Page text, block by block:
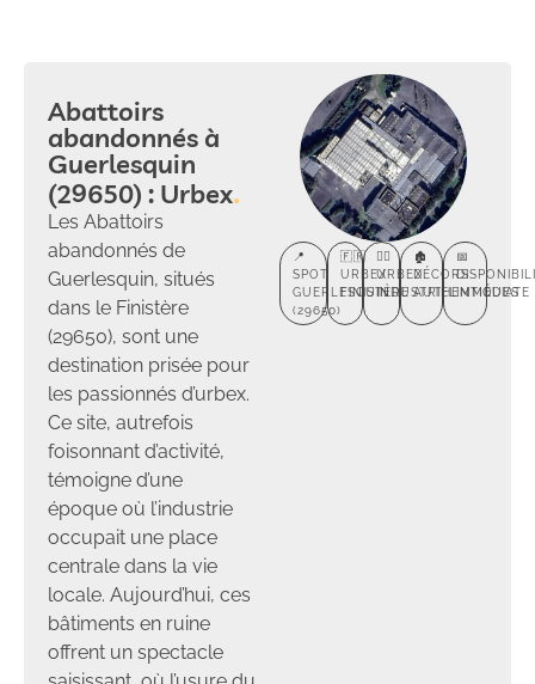
Abattoirs
abandonnés à
Guerlesquin
(29650) : Urbex
Les Abattoirs
abandonnés de
Guerlesquin, situés
dans le Finistère
(29650), sont une
destination prisée pour
les passionnés d’urbex.
Ce site, autrefois
foisonnant d’activité,
témoigne d’une
époque où l’industrie
occupait une place
centrale dans la vie
locale. Aujourd’hui, ces
bâtiments en ruine
offrent un spectacle
📍
SPOT
GUERLESQUIN
(29650)
🇫🇷
URBEX
FINISTÈRE
🕵️‍♂️
URBEX
INDUSTRIEL
🏚️
DÉCORS
AUTHENTIQUES
📅
IMMÉDIATE